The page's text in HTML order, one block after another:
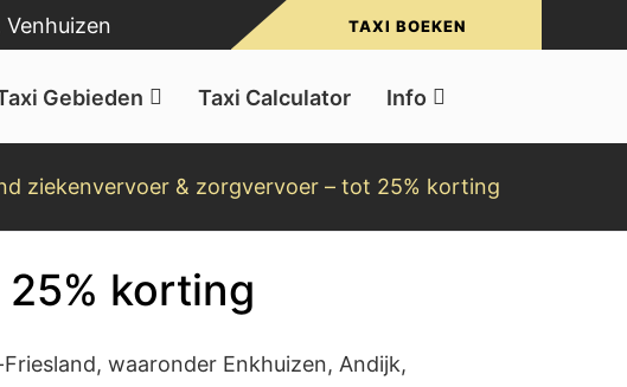
TAXI BOEKEN
Gebieden Taxi Calculator Info
ziekenvervoer & zorgvervoer – tot 25% korting
korting
waaronder Enkhuizen, Andijk,